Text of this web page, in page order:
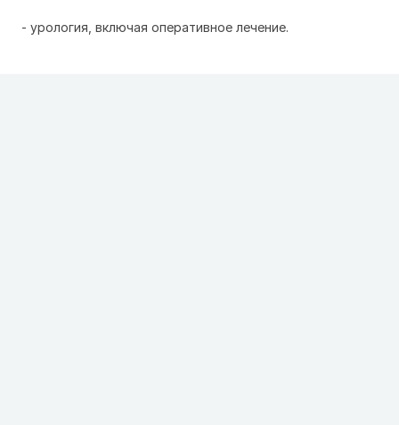
- урология, включая оперативное лечение.